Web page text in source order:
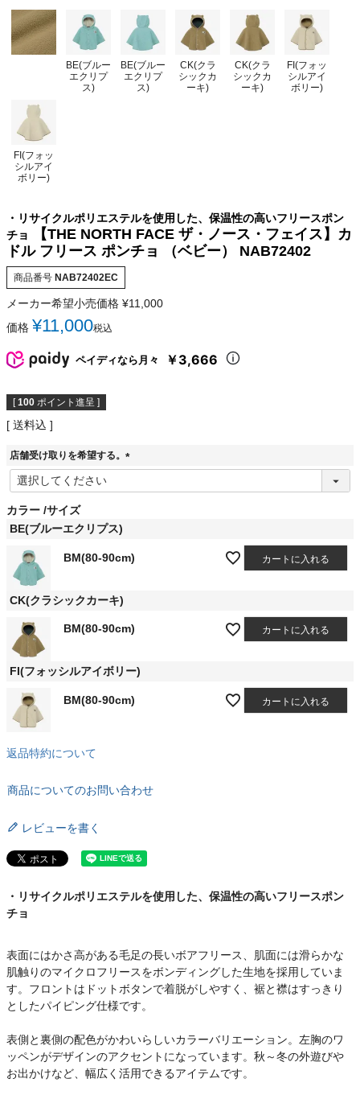
BE(ブルー
エクリプ
ス)
BE(ブルー
エクリプ
ス)
CK(クラ
シックカ
ーキ)
CK(クラ
シックカ
ーキ)
FI(フォッ
シルアイ
ボリー)
FI(フォッ
シルアイ
ボリー)
・リサイクルポリエステルを使用した、保温性の高いフリースポン
チョ
【THE NORTH FACE ザ・ノース・フェイス】カ
ドル フリース ポンチョ （ベビー） NAB72402
商品番号 NAB72402EC
メーカー希望小売価格 ¥11,000
価格 ¥11,000税込
ペイディなら月々 ￥3,666
[ 100 ポイント進呈 ]
送料込
店舗受け取りを希望する。
(
カラー サイズ
BE(ブルーエクリプス)
BM(80-90cm) カートに入れる
CK(クラシックカーキ)
BM(80-90cm) カートに入れる
FI(フォッシルアイボリー)
BM(80-90cm) カートに入れる
返品特約について
商品についてのお問い合わせ
レビューを書く
・リサイクルポリエステルを使用した、保温性の高いフリースポン
チョ
表面にはかさ高がある毛足の長いボアフリース、肌面には滑らかな
肌触りのマイクロフリースをボンディングした生地を採用していま
す。フロントはドットボタンで着脱がしやすく、裾と襟はすっきり
としたパイピング仕様です。
表側と裏側の配色がかわいらしいカラーバリエーション。左胸のワ
ッペンがデザインのアクセントになっています。秋～冬の外遊びや
お出かけなど、幅広く活用できるアイテムです。